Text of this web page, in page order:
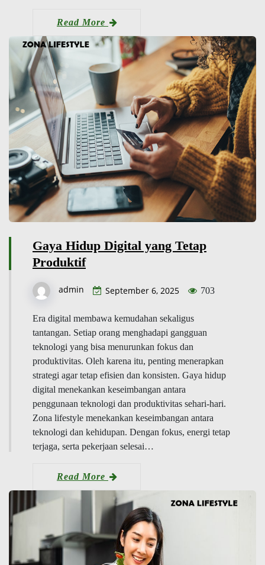
Read More
Gaya Hidup Digital yang Tetap
Produktif
admin September 6, 2025 703
Era digital membawa kemudahan sekaligus
tantangan. Setiap orang menghadapi gangguan
teknologi yang bisa menurunkan fokus dan
produktivitas. Oleh karena itu, penting menerapkan
strategi agar tetap efisien dan konsisten. Gaya hidup
digital menekankan keseimbangan antara
penggunaan teknologi dan produktivitas sehari-hari.
Zona lifestyle menekankan keseimbangan antara
teknologi dan kehidupan. Dengan fokus, energi tetap
terjaga, serta pekerjaan selesai…
Read More